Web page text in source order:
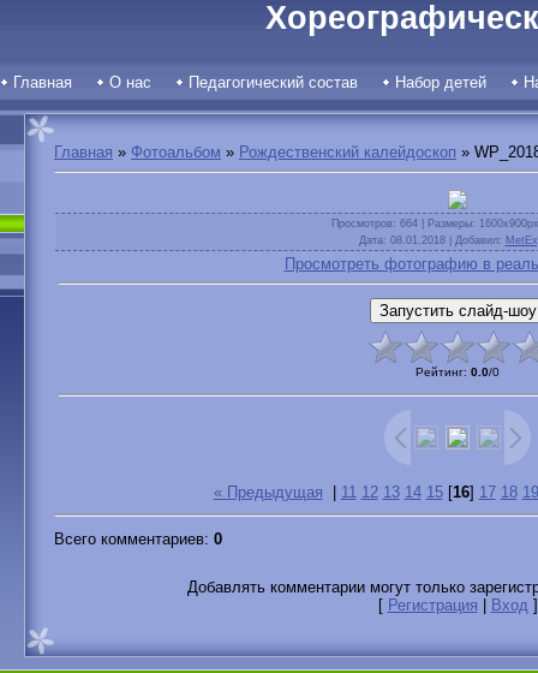
Главная О нас Педагогический состав Набор детей
Главная » Фотоальбом » Рождественский калейдоскоп »
Просмотров: 664 | Размеры:
Дата: 08.01.2018 | Добавил:
Просмотреть фотографию в
Рейтинг: 0.0/0
« Предыдущая 11 12 13 14 15[16] 17 18 19
Всего комментариев: 0
Добавлять комментарии могут только
[ Регистрация Вход]